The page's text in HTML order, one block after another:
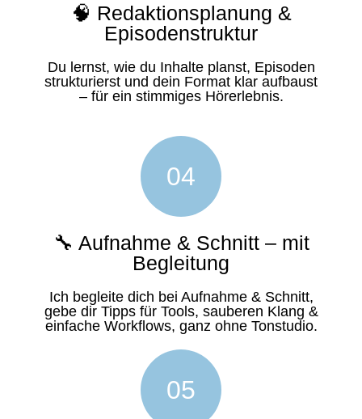
🧠 Redaktionsplanung &
Episodenstruktur
Du lernst, wie du Inhalte planst, Episoden
strukturierst und dein Format klar aufbaust
– für ein stimmiges Hörerlebnis.
04
🔧 Aufnahme & Schnitt – mit
Begleitung
Ich begleite dich bei Aufnahme & Schnitt,
gebe dir Tipps für Tools, sauberen Klang &
einfache Workflows, ganz ohne Tonstudio.
05